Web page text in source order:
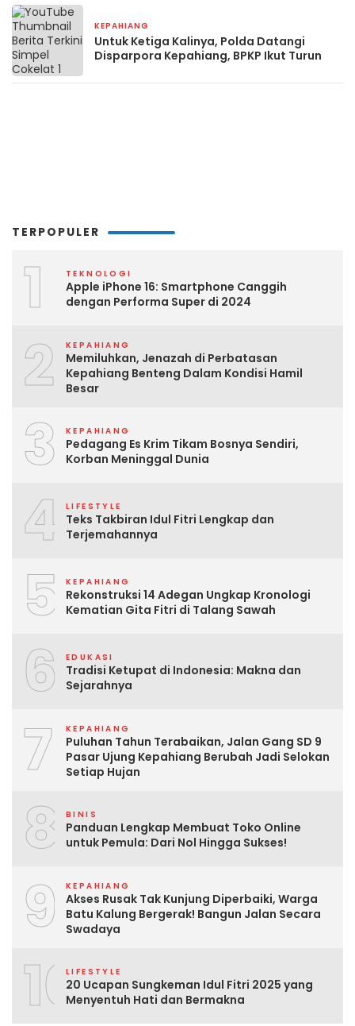
KEPAHIANG
Untuk Ketiga Kalinya, Polda Datangi
Disparpora Kepahiang, BPKP Ikut Turun
TERPOPULER
1 TEKNOLOGI
Apple iPhone 16: Smartphone Canggih
dengan Performa Super di 2024
2 KEPAHIANG
Memiluhkan, Jenazah di Perbatasan
Kepahiang Benteng Dalam Kondisi Hamil
Besar
3 KEPAHIANG
Pedagang Es Krim Tikam Bosnya Sendiri,
Korban Meninggal Dunia
4 LIFESTYLE
Teks Takbiran Idul Fitri Lengkap dan
Terjemahannya
5 KEPAHIANG
Rekonstruksi 14 Adegan Ungkap Kronologi
Kematian Gita Fitri di Talang Sawah
6 EDUKASI
Tradisi Ketupat di Indonesia: Makna dan
Sejarahnya
7 KEPAHIANG
Puluhan Tahun Terabaikan, Jalan Gang SD 9
Pasar Ujung Kepahiang Berubah Jadi Selokan
Setiap Hujan
8 BINIS
Panduan Lengkap Membuat Toko Online
untuk Pemula: Dari Nol Hingga Sukses!
9 KEPAHIANG
Akses Rusak Tak Kunjung Diperbaiki, Warga
Batu Kalung Bergerak! Bangun Jalan Secara
Swadaya
10LIFESTYLE
20 Ucapan Sungkeman Idul Fitri 2025 yang
Menyentuh Hati dan Bermakna